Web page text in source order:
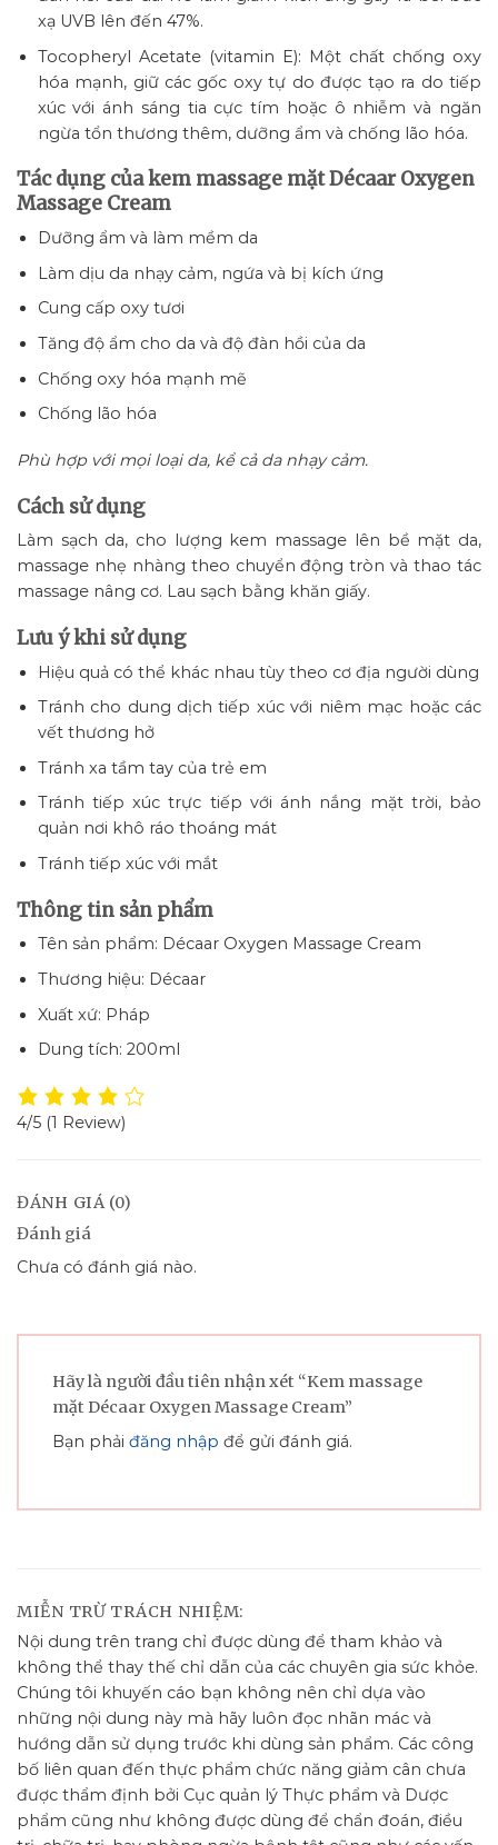
xạ UVB lên đến 47%.
Tocopheryl Acetate (vitamin E): Một chất chống oxy
hóa mạnh, giữ các gốc oxy tự do được tạo ra do tiếp
xúc với ánh sáng tia cực tím hoặc ô nhiễm và ngăn
ngừa tổn thương thêm, dưỡng ẩm và chống lão hóa.
Tác dụng của kem massage mặt Décaar Oxygen
Massage Cream
Dưỡng ẩm và làm mềm da
Làm dịu da nhạy cảm, ngứa và bị kích ứng
Cung cấp oxy tươi
Tăng độ ẩm cho da và độ đàn hồi của da
Chống oxy hóa mạnh mẽ
Chống lão hóa
Phù hợp với mọi loại da, kể cả da nhạy cảm.
Cách sử dụng
Làm sạch da, cho lượng kem massage lên bề mặt da,
massage nhẹ nhàng theo chuyển động tròn và thao tác
massage nâng cơ. Lau sạch bằng khăn giấy.
Lưu ý khi sử dụng
Hiệu quả có thể khác nhau tùy theo cơ địa người dùng
Tránh cho dung dịch tiếp xúc với niêm mạc hoặc các
vết thương hở
Tránh xa tầm tay của trẻ em
Tránh tiếp xúc trực tiếp với ánh nắng mặt trời, bảo
quản nơi khô ráo thoáng mát
Tránh tiếp xúc với mắt
Thông tin sản phẩm
Tên sản phẩm: Décaar Oxygen Massage Cream
Thương hiệu: Décaar
Xuất xứ: Pháp
Dung tích: 200ml
4/5 (1 Review)
ĐÁNH GIÁ (0)
Đánh giá
Chưa có đánh giá nào.
Hãy là người đầu tiên nhận xét “Kem massage
mặt Décaar Oxygen Massage Cream”
Bạn phải đăng nhập để gửi đánh giá.
MIỄN TRỪ TRÁCH NHIỆM:
Nội dung trên trang chỉ được dùng để tham khảo và
không thể thay thế chỉ dẫn của các chuyên gia sức khỏe.
Chúng tôi khuyến cáo bạn không nên chỉ dựa vào
những nội dung này mà hãy luôn đọc nhãn mác và
hướng dẫn sử dụng trước khi dùng sản phẩm. Các công
bố liên quan đến thực phẩm chức năng giảm cân chưa
được thẩm định bởi Cục quản lý Thực phẩm và Dược
phẩm cũng như không được dùng để chẩn đoán, điều